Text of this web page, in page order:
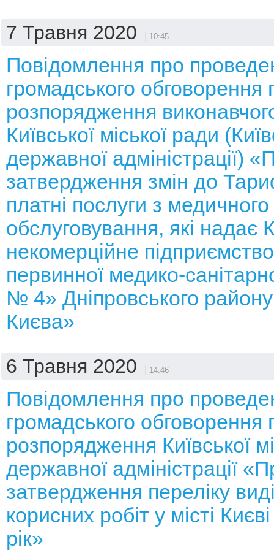
7 Травня 2020 10:45
Повідомлення про
громадського обговорення
розпорядження
Київської міської ради
державної адміністрації)
затвердження змін до
платні послуги з медичного
обслуговування, які надає
некомерційне
первинної медико-
№ 4» Дніпровського району
Києва»
6 Травня 2020 14:46
Повідомлення про
громадського обговорення
розпорядження Київської
державної адміністрації
затвердження переліку
корисних робіт у місті
рік»